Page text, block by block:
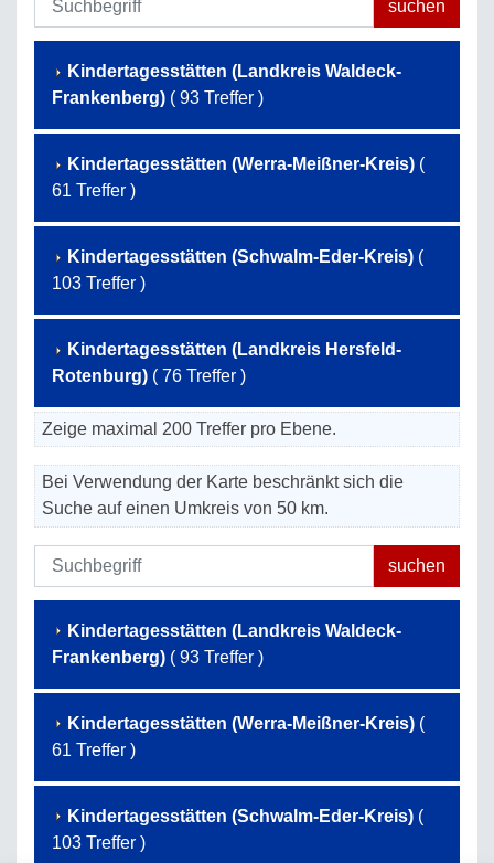
Kindertagesstätten (Landkreis Waldeck-
Frankenberg) ( 93 Treffer )
Kindertagesstätten (Werra-Meißner-Kreis) (
61 Treffer )
Kindertagesstätten (Schwalm-Eder-Kreis) (
103 Treffer )
Kindertagesstätten (Landkreis Hersfeld-
Rotenburg) ( 76 Treffer )
Zeige maximal 200 Treffer pro Ebene.
Bei Verwendung der Karte beschränkt sich die
Suche auf einen Umkreis von 50 km.
Kindertagesstätten (Landkreis Waldeck-
Frankenberg) ( 93 Treffer )
Kindertagesstätten (Werra-Meißner-Kreis) (
61 Treffer )
Kindertagesstätten (Schwalm-Eder-Kreis) (
103 Treffer )